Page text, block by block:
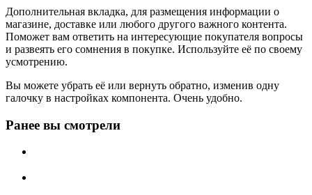
Дополнительная вкладка, для размещения информации о
магазине, доставке или любого другого важного контента.
Поможет вам ответить на интересующие покупателя вопросы
и развеять его сомнения в покупке. Используйте её по своему
усмотрению.
Вы можете убрать её или вернуть обратно, изменив одну
галочку в настройках компонента. Очень удобно.
Ранее вы смотрели